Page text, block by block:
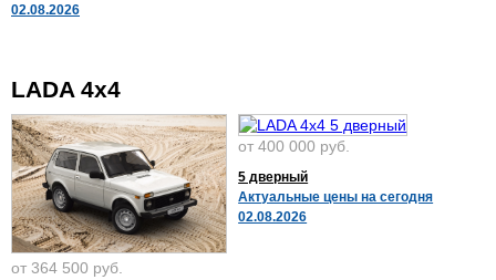
02.08.2026
LADA 4x4
от 364 500 руб.
от 400 000 руб.
5 дверный
Актуальные цены на сегодня
02.08.2026